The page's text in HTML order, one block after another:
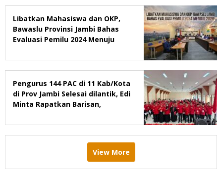
Libatkan Mahasiswa dan OKP,
Bawaslu Provinsi Jambi Bahas
Evaluasi Pemilu 2024 Menuju
Pengurus 144 PAC di 11 Kab/Kota
di Prov Jambi Selesai dilantik, Edi
Minta Rapatkan Barisan,
View More